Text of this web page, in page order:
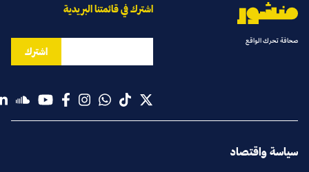
صحافة تحرك الواقع
سياسة واقتصاد
اشترك في قائمتنا البريدية
اشترك